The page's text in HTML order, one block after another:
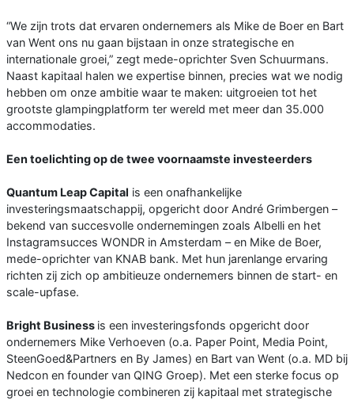
“We zijn trots dat ervaren ondernemers als Mike de Boer en Bart
van Went ons nu gaan bijstaan in onze strategische en
internationale groei,” zegt mede-oprichter Sven Schuurmans.
Naast kapitaal halen we expertise binnen, precies wat we nodig
hebben om onze ambitie waar te maken: uitgroeien tot het
grootste glampingplatform ter wereld met meer dan 35.000
accommodaties.
Een toelichting op de twee voornaamste investeerders
Quantum Leap Capital is een onafhankelijke
investeringsmaatschappij, opgericht door André Grimbergen –
bekend van succesvolle ondernemingen zoals Albelli en het
Instagramsucces WONDR in Amsterdam – en Mike de Boer,
mede-oprichter van KNAB bank. Met hun jarenlange ervaring
richten zij zich op ambitieuze ondernemers binnen de start- en
scale-upfase.
Bright Business is een investeringsfonds opgericht door
ondernemers Mike Verhoeven (o.a. Paper Point, Media Point,
SteenGoed&Partners en By James) en Bart van Went (o.a. MD bij
Nedcon en founder van QING Groep). Met een sterke focus op
groei en technologie combineren zij kapitaal met strategische